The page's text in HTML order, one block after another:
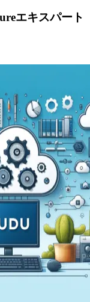
エキスパート